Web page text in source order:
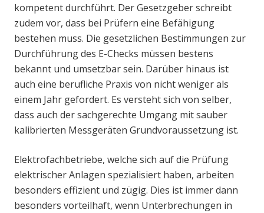
kompetent durchführt. Der Gesetzgeber schreibt
zudem vor, dass bei Prüfern eine Befähigung
bestehen muss. Die gesetzlichen Bestimmungen zur
Durchführung des E-Checks müssen bestens
bekannt und umsetzbar sein. Darüber hinaus ist
auch eine berufliche Praxis von nicht weniger als
einem Jahr gefordert. Es versteht sich von selber,
dass auch der sachgerechte Umgang mit sauber
kalibrierten Messgeräten Grundvoraussetzung ist.
Elektrofachbetriebe, welche sich auf die Prüfung
elektrischer Anlagen spezialisiert haben, arbeiten
besonders effizient und zügig. Dies ist immer dann
besonders vorteilhaft, wenn Unterbrechungen in